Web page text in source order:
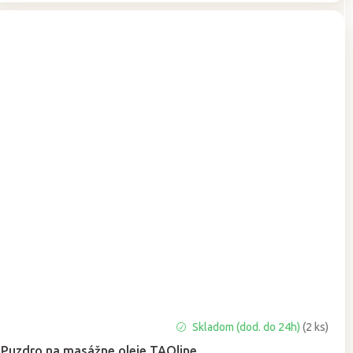
hodnotenie
Skladom (dod. do 24h)(2 ks)